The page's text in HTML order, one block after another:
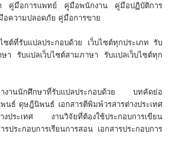
คู่มือการแพทย์ คู่มือพนักงาน คู่มือปฏิบัติการ
อความปลอดภัย คู่มือการขาย
ไซต์ที่รับแปลประกอบด้วย เว็บไซต์ทุกประเภท รับ
ษา รับแปลเว็บไซต์สามภาษา รับแปลเว็บไซต์ทุก
างานนักศึกษาที่รับแปลประกอบด้วย บทคัดย่อ
นธ์ ดุษฎีนิพนธ์ เอกสารตีพิมพ์วรสารต่างประเทศ
งประเทศ งานวิจัยที่ต้องใช้ประกอบการเขียน
ประกอบการเรียนการสอน เอกสารประกอบการ